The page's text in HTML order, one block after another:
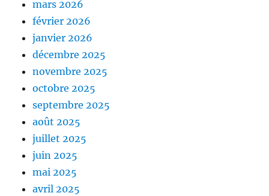
mars 2026
février 2026
janvier 2026
décembre 2025
novembre 2025
octobre 2025
septembre 2025
août 2025
juillet 2025
juin 2025
mai 2025
avril 2025